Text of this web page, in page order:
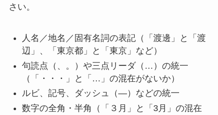
さい。
人名／地名／固有名詞の表記（「渡邊」と「渡
辺」、「東京都」と「東京」など）
句読点（、。）や三点リーダ（…）の統一
（「・・・」と「…」の混在がないか）
ルビ、記号、ダッシュ（―）などの統一
数字の全角・半角（「３月」と「3月」の混在